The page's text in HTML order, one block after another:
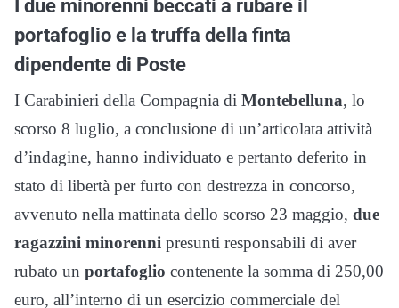
I due minorenni beccati a rubare il
portafoglio e la truffa della finta
dipendente di Poste
I Carabinieri della Compagnia di Montebelluna, lo
scorso 8 luglio, a conclusione di un’articolata attività
d’indagine, hanno individuato e pertanto deferito in
stato di libertà per furto con destrezza in concorso,
avvenuto nella mattinata dello scorso 23 maggio, due
ragazzini minorenni presunti responsabili di aver
rubato un portafoglio contenente la somma di 250,00
euro, all’interno di un esercizio commerciale del